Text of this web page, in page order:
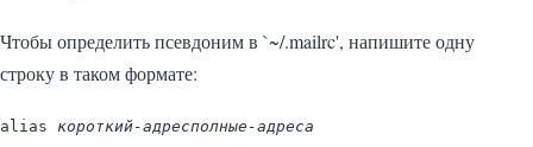
Чтобы определить псевдоним в `~/.mailrc', напишите одну
строку в таком формате:
alias короткий-адресполные-адреса